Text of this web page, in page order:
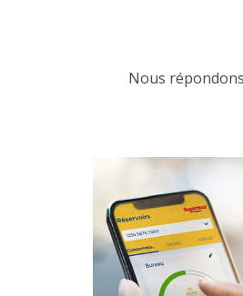
Nous